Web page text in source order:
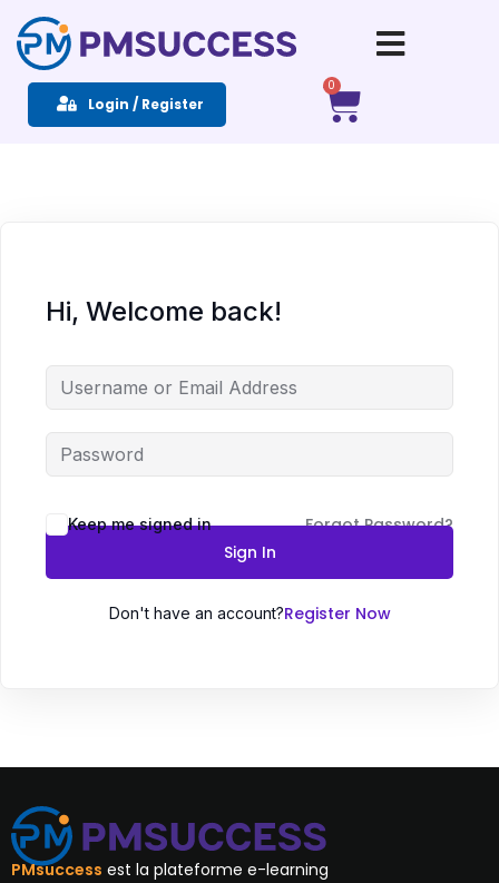
Login / Register
0
Hi, Welcome back!
Keep me signed in
Forgot Password?
Sign In
Don't have an account?Register Now
PMsuccess est la plateforme e-learning
Sign in Sign up
Sign in
Remember me Lost your password?